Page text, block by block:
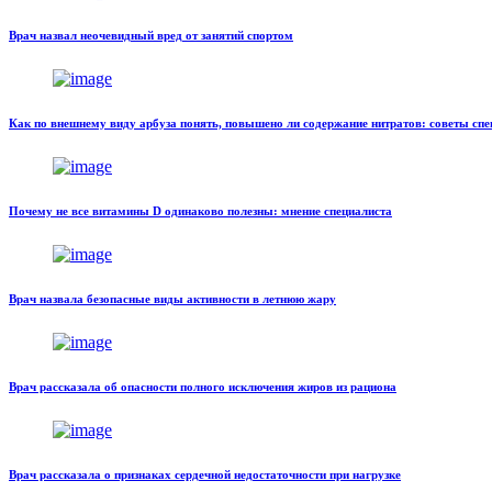
Врач назвал неочевидный вред от занятий спортом
Как по внешнему виду арбуза понять, повышено ли содержание нитратов: советы
Почему не все витамины D одинаково полезны: мнение специалиста
Врач назвала безопасные виды активности в летнюю жару
Врач рассказала об опасности полного исключения жиров из рациона
Врач рассказала о признаках сердечной недостаточности при нагрузке